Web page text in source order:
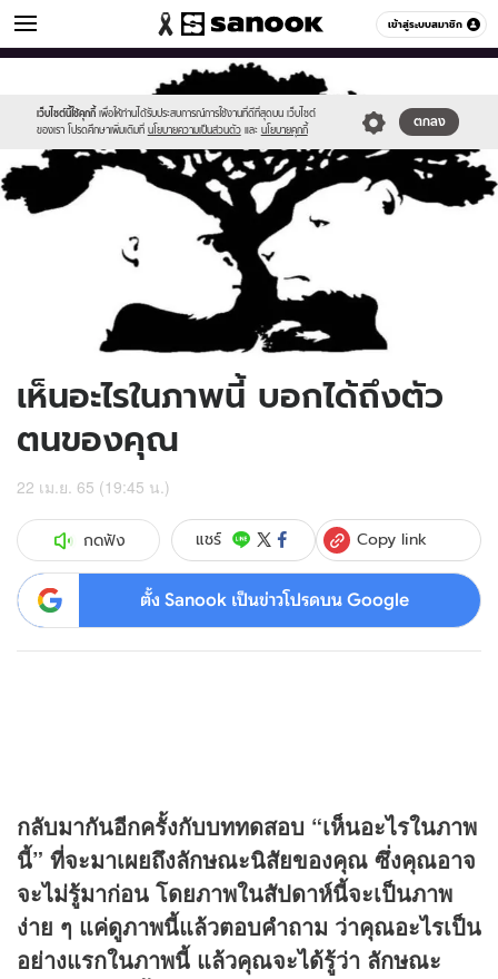
เข้าสู่ระบบสมาชิก
ดูดวง หมวดอื่นๆ
เว็บไซต์นี้ใช้คุกกี้ เพื่อให้ท่านได้รับประสบการณ์การใช้งานที่ดีที่สุดบน เว็บไซต์
ของเรา โปรดศึกษาเพิ่มเติมที่ นโยบายความเป็นส่วนตัว และ นโยบายคุกกี้
ตกลง
//s.isanook.com/sr/0/images/logo-
sanook.png
//s.isanook.com/ho/0/ud/45/227941/test-
600x423-
เห็นอะไรในภาพนี้ บอกได้ถึงตัว
ตนของคุณ
22 เม.ย. 65 (19:45 น.)
กดฟัง แชร์ Copy link
ตั้ง Sanook เป็นข่าวโปรดบน Google
กลับมากันอีกครั้งกับบททดสอบ “เห็นอะไรในภาพ
นี้” ที่จะมาเผยถึงลักษณะนิสัยของคุณ ซึ่งคุณอาจ
จะไม่รู้มาก่อน โดยภาพในสัปดาห์นี้จะเป็นภาพ
ง่าย ๆ แค่ดูภาพนี้แล้วตอบคำถาม ว่าคุณอะไรเป็น
อย่างแรกในภาพนี้ แล้วคุณจะได้รู้ว่า ลักษณะ